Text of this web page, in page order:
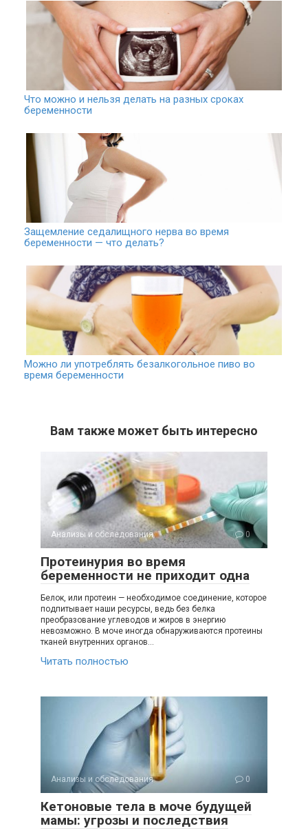
Что можно и нельзя делать на разных сроках
беременности
Защемление седалищного нерва во время
беременности — что делать?
Можно ли употреблять безалкогольное пиво во
время беременности
Вам также может быть интересно
Анализы и обследования 0
Протеинурия во время
беременности не приходит одна
Белок, или протеин — необходимое соединение, которое
подпитывает наши ресурсы, ведь без белка
преобразование углеводов и жиров в энергию
невозможно. В моче иногда обнаруживаются протеины
тканей внутренних органов…
Читать полностью
Анализы и обследования 0
Кетоновые тела в моче будущей
мамы: угрозы и последствия